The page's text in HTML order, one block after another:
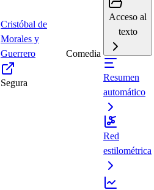
Cristóbal de
Morales y
Guerrero
Segura
Comedia
Acceso al
texto
Resumen
automático
Red
estilométrica